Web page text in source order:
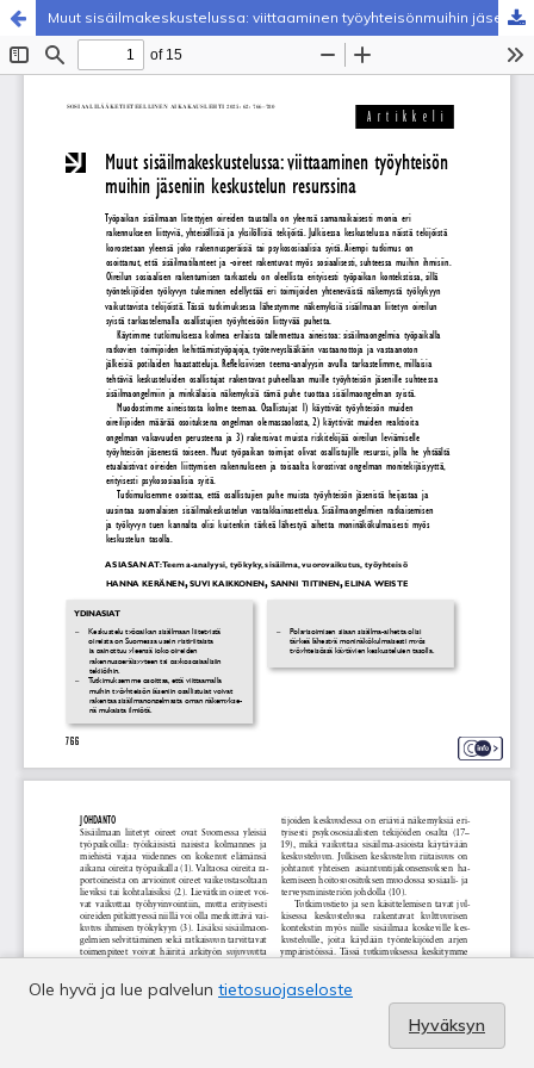
Muut sisäilmakeskustelussa: viittaaminen työyhteisönmuihin jäseniin keskustelun resurssina
Ole hyvä ja lue palvelun tietosuojaseloste
Hyväksyn
Palvelua ylläpitääTieteellisten seurain valtuuskunta